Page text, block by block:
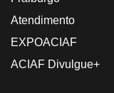
Atendimento
EXPOACIAF
ACIAF Divulgue+